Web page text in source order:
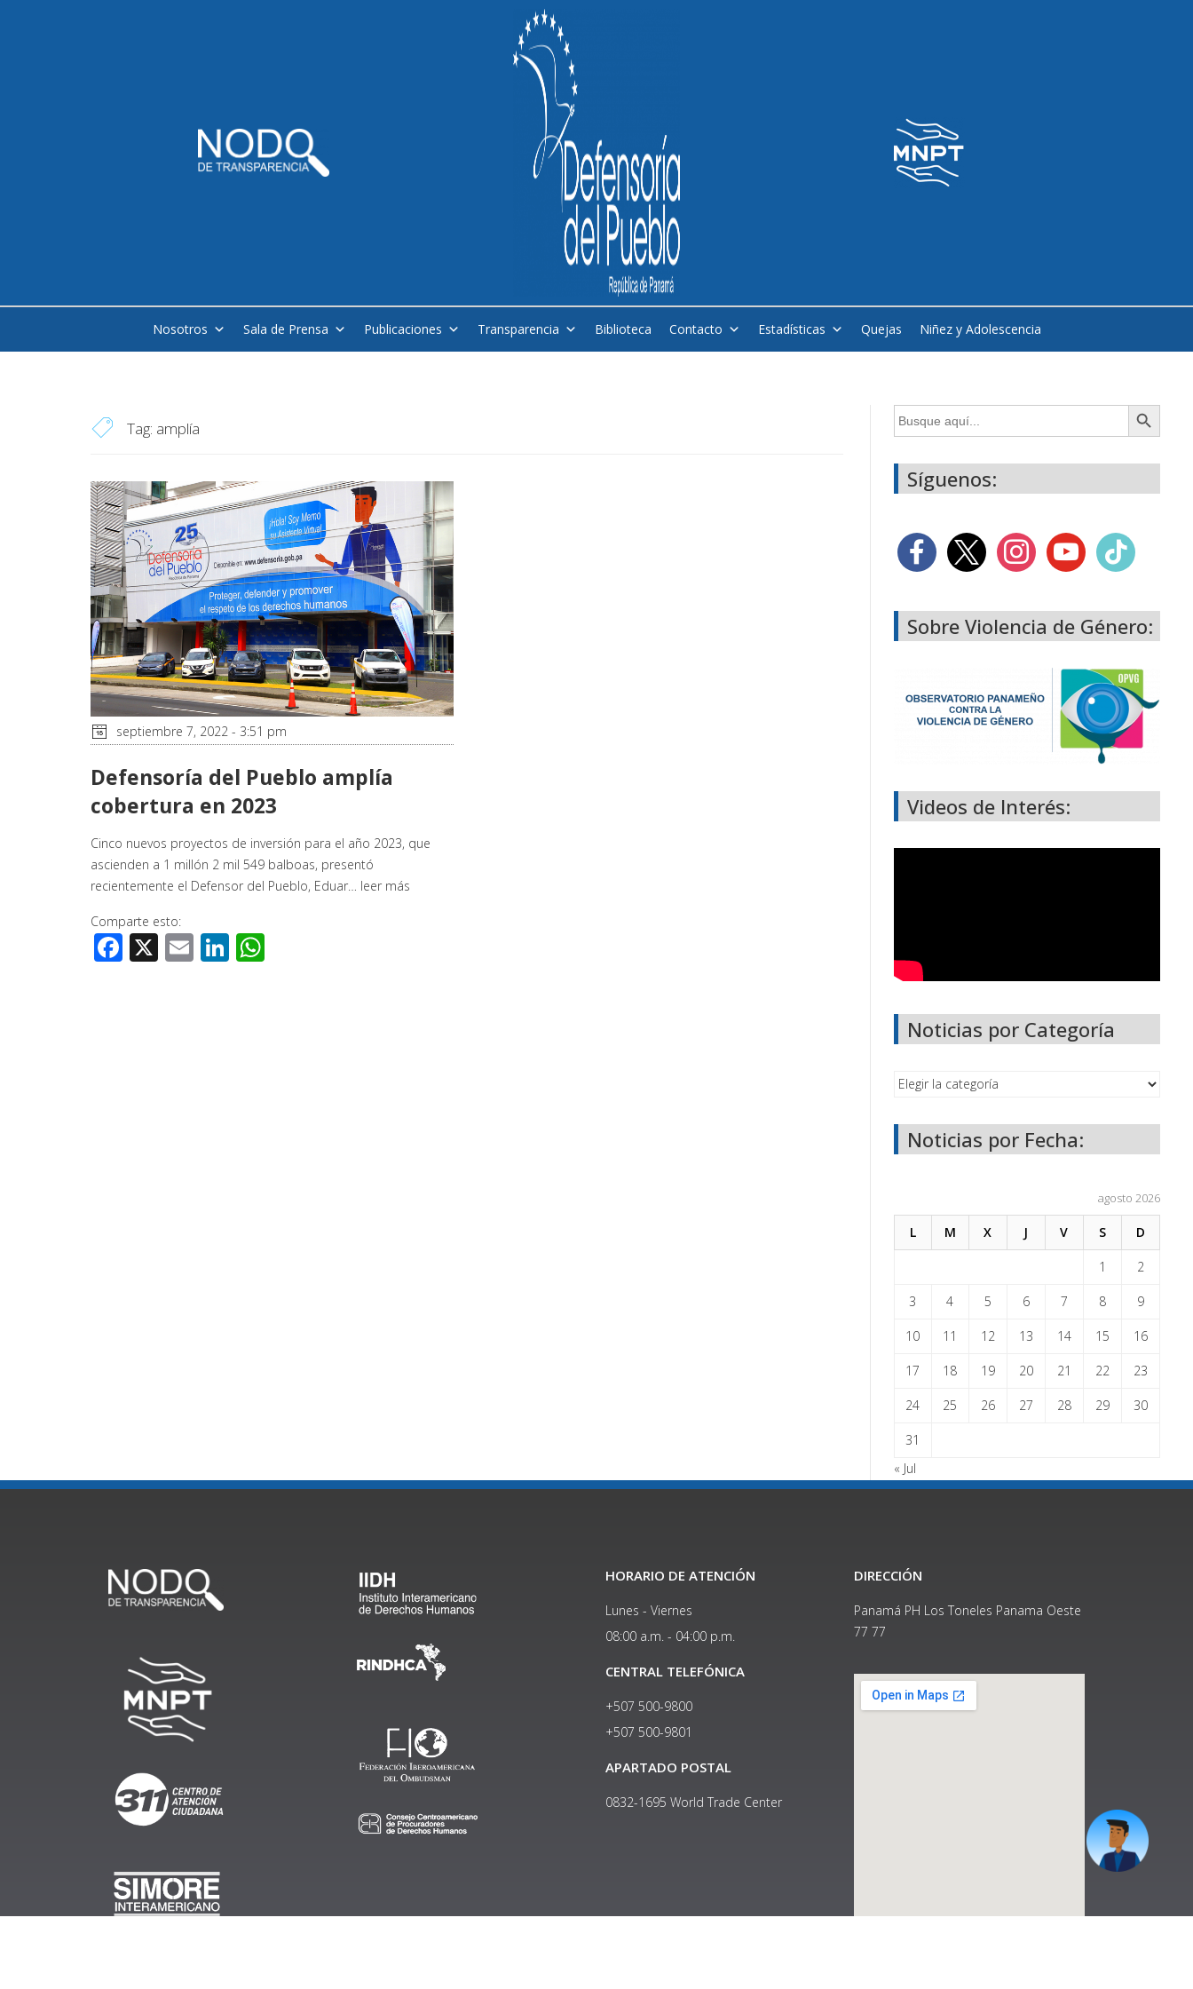
Nosotros Sala de Prensa Publicaciones Transparencia Biblioteca Contacto Estadísticas Quejas Niñez y Adolescencia
Tag: amplía
septiembre 7, 2022 - 3:51 pm
Defensoría del Pueblo amplía
cobertura en 2023
Cinco nuevos proyectos de inversión para el año 2023, que
ascienden a 1 millón 2 mil 549 balboas, presentó
recientemente el Defensor del Pueblo, Eduar… leer más
Comparte esto:
Facebook
X EmailLinkedIn
Buscar: Botón de búsqueda
Síguenos:
Sobre Violencia de Género:
Videos de Interés:
Noticias por Categoría
Noticias por Fecha:
agosto 2026
L M X J V S D
1 2
3 4 5 6 7 8 9
10 11 12 13 14 15 16
17 18 19 20 21 22 23
24 25 26 27 28 29 30
31
« Jul
HORARIO DE ATENCIÓN
Lunes - Viernes
08:00 a.m. - 04:00 p.m.
CENTRAL TELEFÓNICA
+507 500-9800
+507 500-9801​
APARTADO POSTAL
0832-1695 World Trade Center
DIRECCIÓN
Panamá PH Los Toneles Panama Oeste
77 77